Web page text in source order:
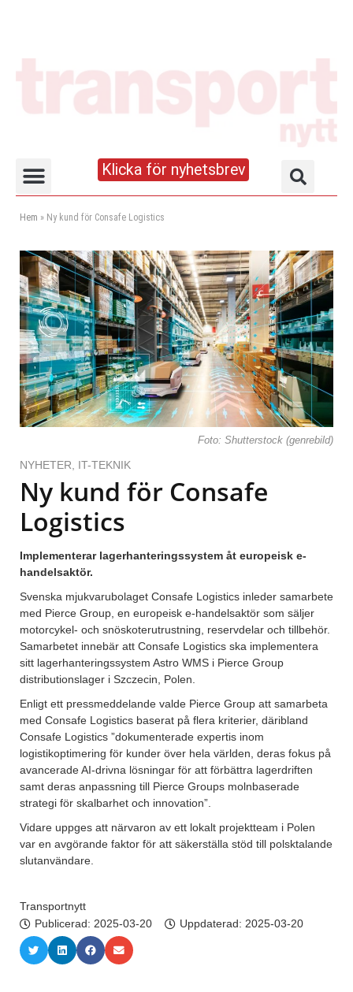
Klicka för nyhetsbrev
Hem » Ny kund för Consafe Logistics
Foto: Shutterstock (genrebild)
NYHETER IT-TEKNIK
Ny kund för Consafe
Logistics
Implementerar lagerhanteringssystem åt europeisk e-
handelsaktör.
Svenska mjukvarubolaget Consafe Logistics inleder samarbete
med Pierce Group, en europeisk e-handelsaktör som säljer
motorcykel- och snöskoterutrustning, reservdelar och tillbehör.
Samarbetet innebär att Consafe Logistics ska implementera
sitt lagerhanteringssystem Astro WMS i Pierce Group
distributionslager i Szczecin, Polen.
Enligt ett pressmeddelande valde Pierce Group att samarbeta
med Consafe Logistics baserat på flera kriterier, däribland
Consafe Logistics ”dokumenterade expertis inom
logistikoptimering för kunder över hela världen, deras fokus på
avancerade AI-drivna lösningar för att förbättra lagerdriften
samt deras anpassning till Pierce Groups molnbaserade
strategi för skalbarhet och innovation”.
Vidare uppges att närvaron av ett lokalt projektteam i Polen
var en avgörande faktor för att säkerställa stöd till polsktalande
slutanvändare.
Transportnytt
Publicerad: 2025-03-20 Uppdaterad: 2025-03-20